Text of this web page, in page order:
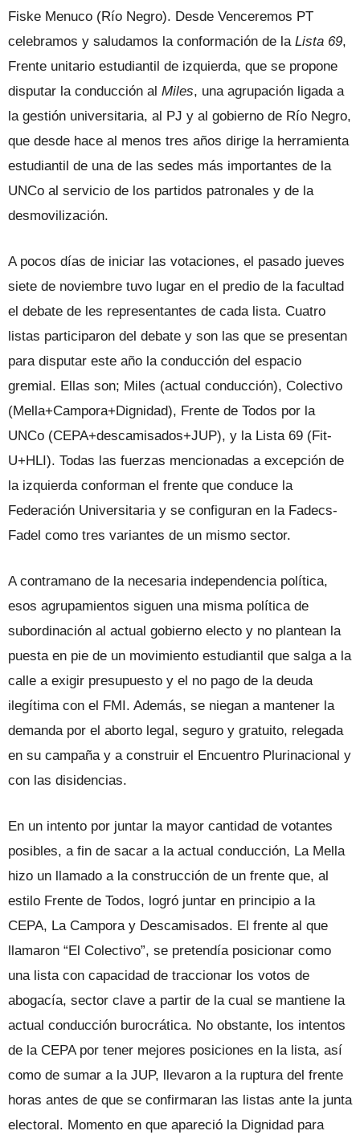
Fiske Menuco (Río Negro). Desde Venceremos PT
celebramos y saludamos la conformación de la Lista 69,
Frente unitario estudiantil de izquierda, que se propone
disputar la conducción al Miles, una agrupación ligada a
la gestión universitaria, al PJ y al gobierno de Río Negro,
que desde hace al menos tres años dirige la herramienta
estudiantil de una de las sedes más importantes de la
UNCo al servicio de los partidos patronales y de la
desmovilización.
A pocos días de iniciar las votaciones, el pasado jueves
siete de noviembre tuvo lugar en el predio de la facultad
el debate de les representantes de cada lista. Cuatro
listas participaron del debate y son las que se presentan
para disputar este año la conducción del espacio
gremial. Ellas son; Miles (actual conducción), Colectivo
(Mella+Campora+Dignidad), Frente de Todos por la
UNCo (CEPA+descamisados+JUP), y la Lista 69 (Fit-
U+HLI). Todas las fuerzas mencionadas a excepción de
la izquierda conforman el frente que conduce la
Federación Universitaria y se configuran en la Fadecs-
Fadel como tres variantes de un mismo sector.
A contramano de la necesaria independencia política,
esos agrupamientos siguen una misma política de
subordinación al actual gobierno electo y no plantean la
puesta en pie de un movimiento estudiantil que salga a la
calle a exigir presupuesto y el no pago de la deuda
ilegítima con el FMI. Además, se niegan a mantener la
demanda por el aborto legal, seguro y gratuito, relegada
en su campaña y a construir el Encuentro Plurinacional y
con las disidencias.
En un intento por juntar la mayor cantidad de votantes
posibles, a fin de sacar a la actual conducción, La Mella
hizo un llamado a la construcción de un frente que, al
estilo Frente de Todos, logró juntar en principio a la
CEPA, La Campora y Descamisados. El frente al que
llamaron “El Colectivo”, se pretendía posicionar como
una lista con capacidad de traccionar los votos de
abogacía, sector clave a partir de la cual se mantiene la
actual conducción burocrática. No obstante, los intentos
de la CEPA por tener mejores posiciones en la lista, así
como de sumar a la JUP, llevaron a la ruptura del frente
horas antes de que se confirmaran las listas ante la junta
electoral. Momento en que apareció la Dignidad para